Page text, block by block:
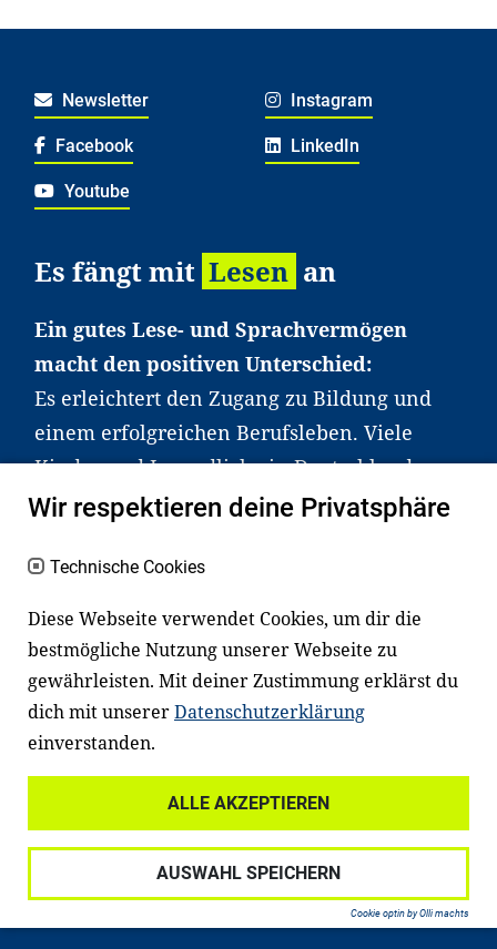
Newsletter Instagram
Facebook LinkedIn
Youtube
Es fängt mit Lesen an
Ein gutes Lese- und Sprachvermögen
macht den positiven Unterschied:
Es erleichtert den Zugang zu Bildung und
einem erfolgreichen Berufsleben. Viele
Kinder und Jugendliche in Deutschland
haben aber große Schwierigkeiten dabei.
an Familien sowie an Erzieher*innen,
Lehrer*innen und andere
Fachexpert*innen. Dafür arbeiten wir eng
mit Ministerien, wissenschaftlichen
Einrichtungen, Verbänden, Unternehmen
und anderen Stiftungen zusammen.
Datenschutz
Haftungsausschluss
Impressum
Wir respektieren deine Privatsphäre
Technische Cookies
Diese Webseite verwendet Cookies, um dir die
bestmögliche Nutzung unserer Webseite zu
gewährleisten. Mit deiner Zustimmung erklärst du
dich mit unsererDatenschutzerklärung
einverstanden.
ALLE AKZEPTIEREN
AUSWAHL SPEICHERN
Cookie optin by Olli machts